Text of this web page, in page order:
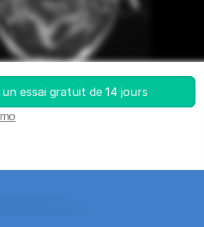
essai gratuit de 14 jours